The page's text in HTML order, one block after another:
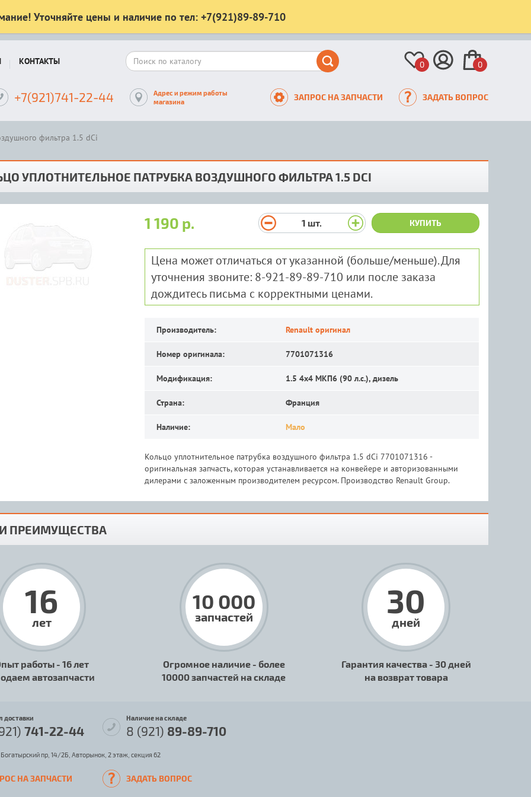
Уточняйте цены и наличие по тел: +7(921)89-89-710
КОНТАКТЫ 0 0
+7(921)741-22-44
Адрес и режим работы
магазина
ЗАПРОС НА ЗАПЧАСТИ ЗАДАТЬ ВОПРОС
фильтра 1.5 dCi
УПЛОТНИТЕЛЬНОЕ ПАТРУБКА ВОЗДУШНОГО ФИЛЬТРА 1.5 DCI
1 190 р. 1 шт. КУПИТЬ
Цена может отличаться от указанной (больше/меньше). Для
уточнения звоните: 8-921-89-89-710 или после заказа
дождитесь письма с корректными ценами.
Производитель: Renault оригинал
Номер оригинала: 7701071316
Модификация: 1.5 4x4 MКП6 (90 л.с.), дизель
Страна: Франция
Наличие: Мало
Кольцо уплотнительное патрубка воздушного фильтра 1.5 dCi 7701071316 -
оригинальная запчасть, которая устанавливается на конвейере и авторизованными
дилерами с заложенным производителем ресурсом. Производство Renault Group.
ПРЕИМУЩЕСТВА
16
лет
работы - 16 лет
автозапчасти
10 000
запчастей
Огромное наличие - более
10000 запчастей на складе
30
дней
Гарантия качества - 30 дней
на возврат товара
доставки
741-22-44
Наличие на складе
8 (921) 89-89-710
пр, 14/2Б, Авторынок, 2 этаж, секция 62
НА ЗАПЧАСТИ ЗАДАТЬ ВОПРОС